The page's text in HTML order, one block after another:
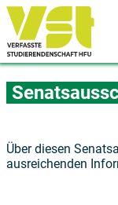
Über diesen
ausreichenden